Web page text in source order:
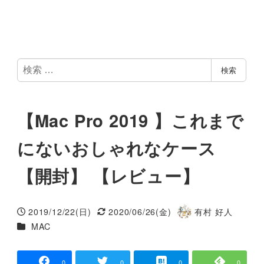
検
索
検索
【Mac Pro 2019 】これまで
にないおしゃれなケース
【開封】 【レビュー】
投稿日
2019/12/22(日)
更新日
2020/06/26(金)
著
有村 好人
カテゴリー
MAC